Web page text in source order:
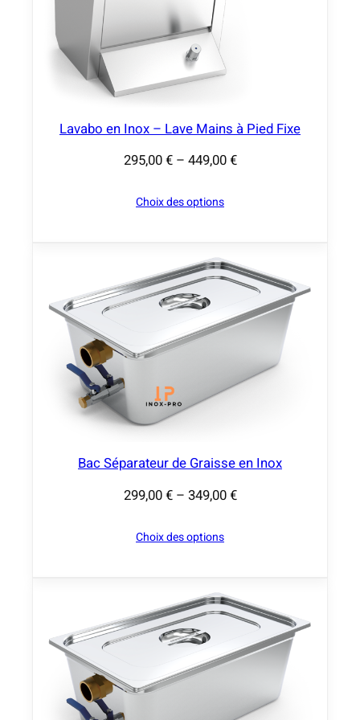
€
à
4
,
0
Lavabo en Inox – Lave Mains à Pied Fixe
295,00€– 449,00€
a
d
e
r
:
9
0
à
4
4
9
Choix des options
Bac Séparateur de Graisse en Inox
299,00€– 349,00€
a
d
e
p
r
Choix des options